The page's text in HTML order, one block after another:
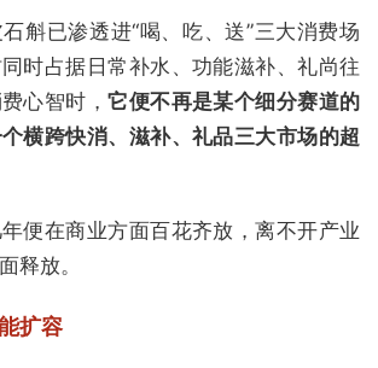
斛已渗透进“喝、吃、送”三大消费场
时占据日常补水、功能滋补、礼尚往
心智时，它便不再是某个细分赛道的
横跨快消、滋补、礼品三大市场的超
便在商业方面百花齐放，离不开产业
释放。
扩容